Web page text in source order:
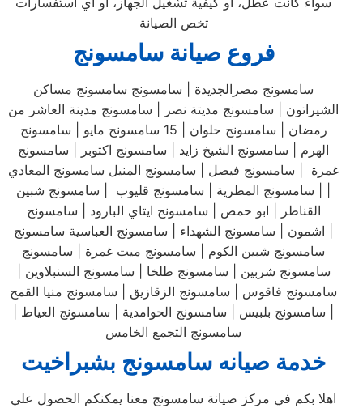
تخص الصيانة
فروع صيانة سامسونج
سامسونج مصرالجديدة | سامسونج سامسونج مساكن
الشيراتون | سامسونج مديتة نصر | سامسونج مدينة العاشر من
رمضان | سامسونج حلوان | 15 سامسونج مايو | سامسونج
الهرم | سامسونج الشيخ زايد | سامسونج اكتوبر | سامسونج
غمرة | سامسونج فيصل | سامسونج المنيل سامسونج المعادي
| | سامسونج المطرية | سامسونج قليوب | سامسونج شبين
القناطر | ابو حمص | سامسونج ايتاي البارود | سامسونج
سامسونج شبين الكوم | سامسونج ميت غمرة | سامسونج
سامسونج شربين | سامسونج طلخا | سامسونج السنبلاوين |
سامسونج فاقوس | سامسونج الزقازيق | سامسونج منيا القمح
| سامسونج بلبيس | سامسونج الحوامدية | سامسونج العياط |
سامسونج التجمع الخامس
خدمة صيانه سامسونج بشبراخيت
اهلا بكم في مركز صيانة سامسونج معنا يمكنكم الحصول علي